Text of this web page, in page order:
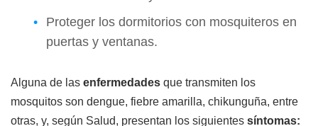
Proteger los dormitorios con mosquiteros en
puertas y ventanas.
Alguna de las enfermedades que transmiten los
mosquitos son dengue, fiebre amarilla, chikunguña, entre
otras, y, según Salud, presentan los siguientes síntomas: